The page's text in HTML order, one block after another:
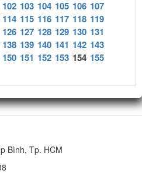
102 103 104 105 106 107
114 115 116 117 118 119
126 127 128 129 130 131
138 139 140 141 142 143
150 151 152 153 154 155
Bình, Tp. HCM